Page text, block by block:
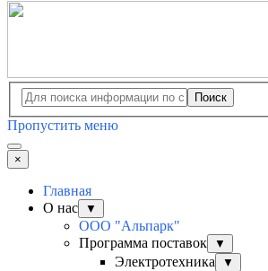
Поиск
Пропустить меню
×
Главная
О нас
▼
ООО "Альпарк"
Программа поставок
▼
Электротехника ▼